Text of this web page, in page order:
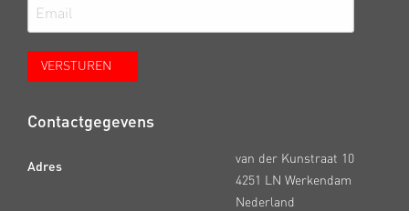
Contactgegevens
Adres
van der Kunstraat 10
4251 LN Werkendam
Nederland